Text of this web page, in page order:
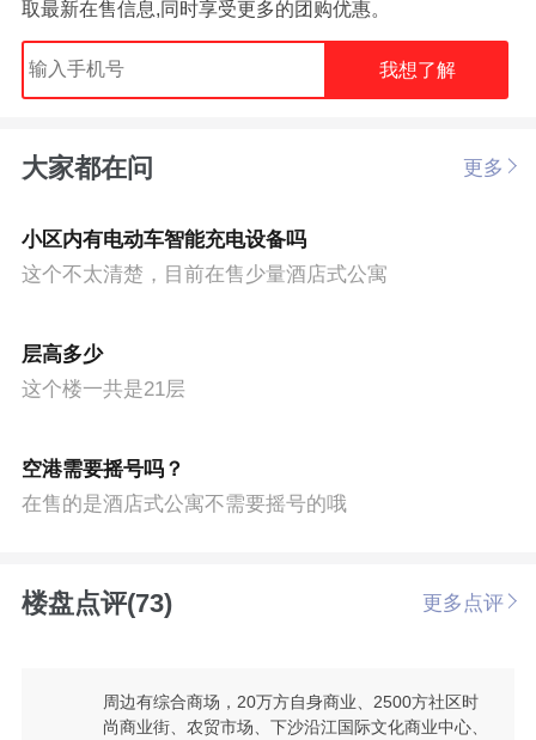
取最新在售信息,同时享受更多的团购优惠。
我想了解
大家都在问 更多
小区内有电动车智能充电设备吗
这个不太清楚，目前在售少量酒店式公寓
层高多少
这个楼一共是21层
空港需要摇号吗？
在售的是酒店式公寓不需要摇号的哦
楼盘点评(73) 更多点评
周边有综合商场，20万方自身商业、2500方社区时
尚商业街、农贸市场、下沙沿江国际文化商业中心、